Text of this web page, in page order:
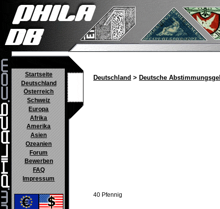
Startseite
Deutschland
Österreich
Schweiz
Europa
Afrika
Amerika
Asien
Ozeanien
Forum
Bewerben
FAQ
Impressum
Deutschland > Deutsche
40 Pfennig